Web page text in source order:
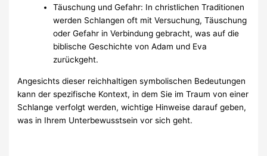
Täuschung und Gefahr: In christlichen Traditionen
werden Schlangen oft mit Versuchung, Täuschung
oder Gefahr in Verbindung gebracht, was auf die
biblische Geschichte von Adam und Eva
zurückgeht.
Angesichts dieser reichhaltigen symbolischen Bedeutungen
kann der spezifische Kontext, in dem Sie im Traum von einer
Schlange verfolgt werden, wichtige Hinweise darauf geben,
was in Ihrem Unterbewusstsein vor sich geht.